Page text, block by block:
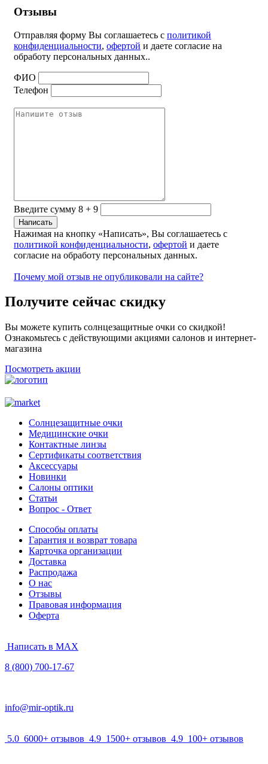
Отзывы
Отправляя форму Вы соглашаетесь с политикой
конфиденциальности, офертой и даете согласие на
обработу персональных данных..
ФИО
Телефон
Введите сумму 8 + 9
Нажимая на кнопку «Написать», Вы соглашаетесь с
политикой конфиденциальности, офертой и даете
согласие на обработу персональных данных.
Почему мой отзыв не опубликовали на сайте?
Получите сейчас скидку
Вы можете купить солнцезащитные очки со скидкой!
Ознакомьтесь с действующими акциями салонов и интернет-
магазина
Посмотреть акции
Солнцезащитные очки
Медицинские очки
Контактные линзы
Сертификаты соответствия
Аксессуары
Новинки
Салоны оптики
Статьи
Вопрос - Ответ
Способы оплаты
Гарантия и возврат товара
Карточка организации
Доставка
Распродажа
О нас
Отзывы
Правовая информация
Оферта
Написать в MAX
8 (800) 700-17-67
info@mir-optik.ru
5.0 6000+ отзывов 4.9 1500+ отзывов 4.9 100+ отзывов